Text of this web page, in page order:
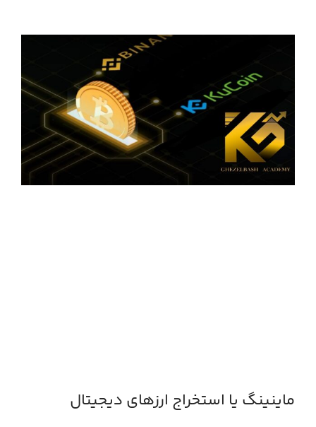
ماینینگ یا استخراج ارزهای دیجیتال